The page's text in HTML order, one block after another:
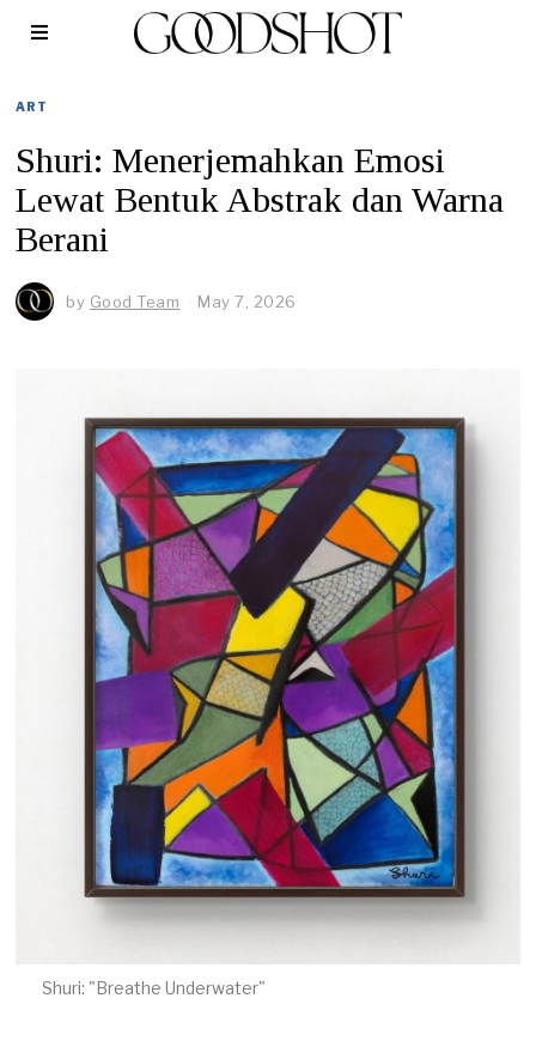
ART
Shuri: Menerjemahkan Emosi
Lewat Bentuk Abstrak dan Warna
Berani
by Good Team May 7, 2026
2
0
2
6
Shuri: "Breathe Underwater"